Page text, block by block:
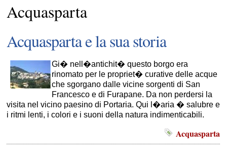
Acquasparta
Acquasparta e la sua storia
Gi� nell�antichit� questo borgo era
rinomato per le propriet� curative delle acque
che sgorgano dalle vicine sorgenti di San
Francesco e di Furapane. Da non perdersi la
visita nel vicino paesino di Portaria. Qui l�aria � salubre e
i ritmi lenti, i colori e i suoni della natura indimenticabili.
Acquasparta